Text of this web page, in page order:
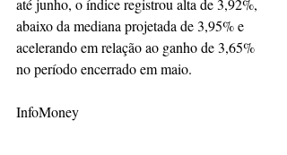
até junho, o índice registrou alta de 3,92%,
abaixo da mediana projetada de 3,95% e
acelerando em relação ao ganho de 3,65%
no período encerrado em maio.
InfoMoney